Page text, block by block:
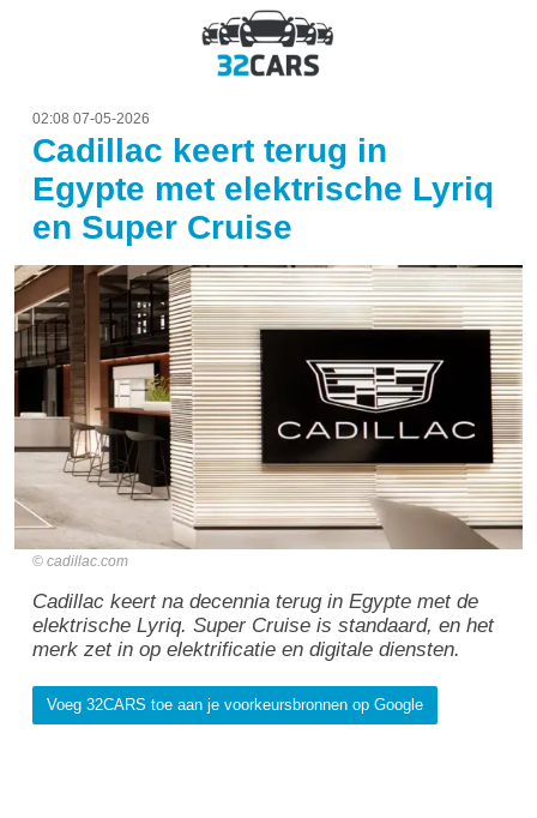
02:08 07-05-2026
Cadillac keert terug in
Egypte met elektrische Lyriq
en Super Cruise
cadillac.com
Cadillac keert na decennia terug in Egypte met de
elektrische Lyriq. Super Cruise is standaard, en het
merk zet in op elektrificatie en digitale diensten.
Voeg 32CARS toe aan je voorkeursbronnen op Google